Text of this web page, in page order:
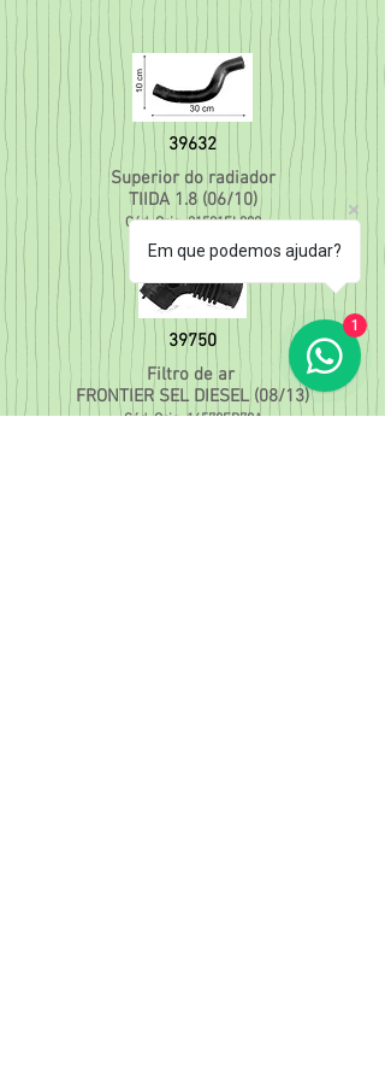
39632
Superior do radiador
TIIDA 1.8 (06/10)
Cód. Orig. 21501EL000
39750
Filtro de ar
FRONTIER SEL DIESEL (08/13)
Cód. Orig. 16578EB70A
Em que podemos ajudar?
1